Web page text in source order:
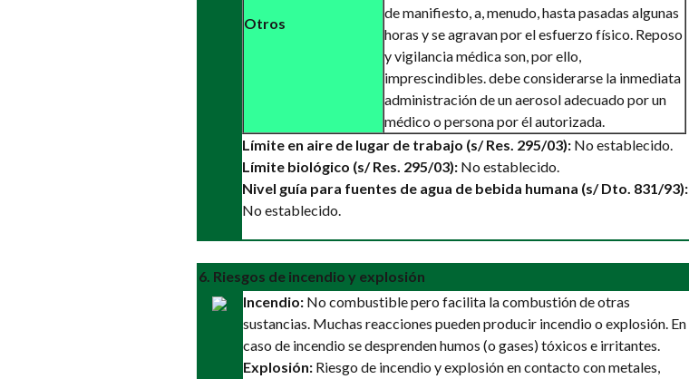
Otros
de manifiesto, a, menudo, hasta pasadas algunas
horas y se agravan por el esfuerzo físico. Reposo
y vigilancia médica son, por ello,
imprescindibles. debe considerarse la inmediata
administración de un aerosol adecuado por un
médico o persona por él autorizada.
Límite en aire de lugar de trabajo (s/ Res. 295/03):No establecido.
Límite biológico (s/ Res. 295/03):No establecido.
Nivel guía para fuentes de agua de bebida humana (s/ Dto. 831/93):
No establecido.
6. Riesgos de incendio y explosión
Incendio:No combustible pero facilita la combustión de otras
sustancias. Muchas reacciones pueden producir incendio o explosión. En
caso de incendio se desprenden humos (o gases) tóxicos e irritantes.
Explosión:Riesgo de incendio y explosión en contacto con metales,